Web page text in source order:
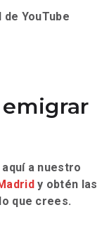
de YouTube
a nuestro
y obtén las
que crees.